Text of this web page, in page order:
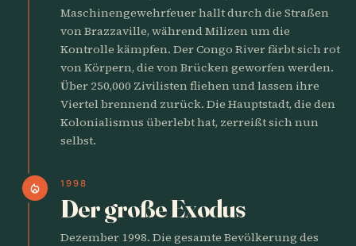
Maschinengewehrfeuer hallt durch die Straßen
von Brazzaville, während Milizen um die
Kontrolle kämpfen. Der Congo River färbt sich rot
von Körpern, die von Brücken geworfen werden.
Über 250,000 Zivilisten fliehen und lassen ihre
Viertel brennend zurück. Die Hauptstadt, die den
Kolonialismus überlebt hat, zerreißt sich nun
selbst.
local_fire_department 1998
Der große Exodus
Dezember 1998. Die gesamte Bevölkerung des